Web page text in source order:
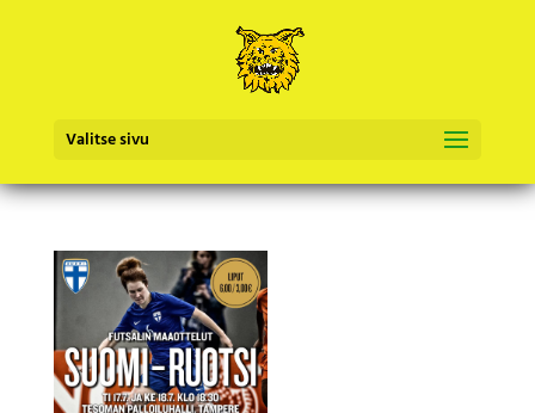
Valitse sivu